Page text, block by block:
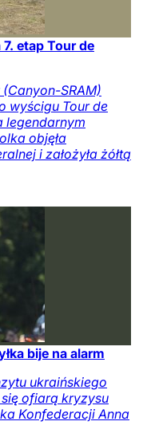
etap Tour de
SRAM)
wyścigu Tour de
legendarnym
objęła
i założyła żółtą
bije na alarm
ukraińskiego
ofiarą kryzysu
Konfederacji Anna